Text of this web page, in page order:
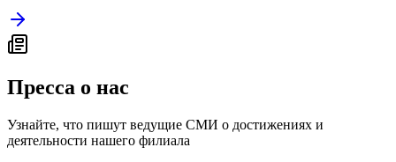
Пресса о нас
Узнайте, что пишут ведущие СМИ о достижениях и
деятельности нашего филиала